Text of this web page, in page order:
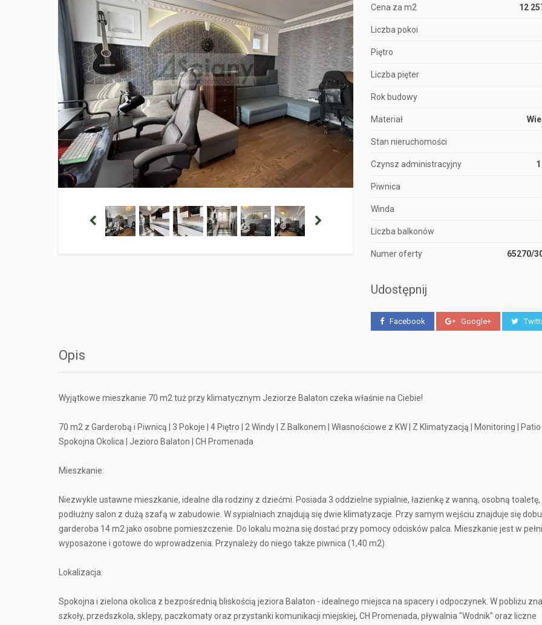
Cena za m2 12
Liczba pokoi
Piętro
Liczba pięter
Rok budowy
Materiał
Stan nieruchomości
Czynsz administracyjny
Piwnica
Winda
Liczba balkonów
Numer oferty 65270/
Udostępnij
Facebook Google+
Opis
Wyjątkowe mieszkanie 70 m2 tuż przy klimatycznym Jeziorze Balaton czeka właśnie na Ciebie!
70 m2 z Garderobą i Piwnicą | 3 Pokoje | 4 Piętro | 2 Windy | Z Balkonem | Własnościowe z KW | Z Klimatyzacją | Monitoring | Patio |
Spokojna Okolica | Jezioro Balaton | CH Promenada
Mieszkanie:
Niezwykle ustawne mieszkanie, idealne dla rodziny z dziećmi. Posiada 3 oddzielne sypialnie, łazienkę z wanną, osobną toaletę,
podłużny salon z dużą szafą w zabudowie. W sypialniach znajdują się dwie klimatyzacje. Przy samym wejściu znajduje się
garderoba 14 m2 jako osobne pomieszczenie. Do lokalu można się dostać przy pomocy odcisków palca. Mieszkanie jest w pełni
wyposażone i gotowe do wprowadzenia. Przynależy do niego także piwnica (1,40 m2)
Lokalizacja:
Spokojna i zielona okolica z bezpośrednią bliskością jeziora Balaton - idealnego miejsca na spacery i odpoczynek. W pobliżu
szkoły, przedszkola, sklepy, paczkomaty oraz przystanki komunikacji miejskiej, CH Promenada, pływalnia "Wodnik" oraz liczne